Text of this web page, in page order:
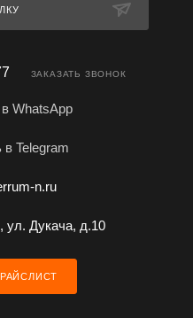
ЗАКАЗАТЬ ЗВОНОК
WhatsApp
в Telegram
n.ru
ул. Дукача, д.10